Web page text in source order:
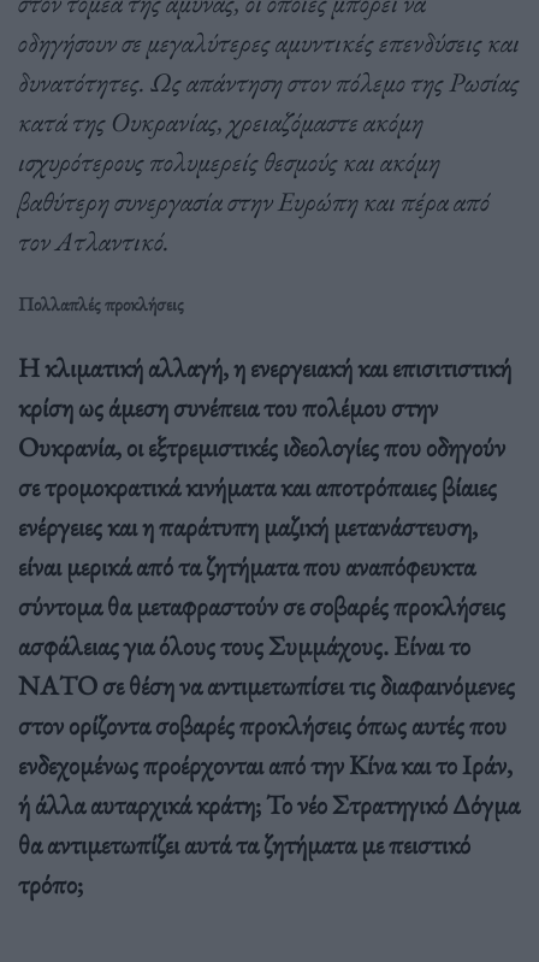
οδηγήσουν σε μεγαλύτερες αμυντικές επενδύσεις και
δυνατότητες. Ως απάντηση στον πόλεμο της Ρωσίας
κατά της Ουκρανίας, χρειαζόμαστε ακόμη
ισχυρότερους πολυμερείς θεσμούς και ακόμη
βαθύτερη συνεργασία στην Ευρώπη και πέρα από
τον Ατλαντικό.
Πολλαπλές προκλήσεις
Η κλιματική αλλαγή, η ενεργειακή και επισιτιστική
κρίση ως άμεση συνέπεια του πολέμου στην
Ουκρανία, οι εξτρεμιστικές ιδεολογίες που οδηγούν
σε τρομοκρατικά κινήματα και αποτρόπαιες βίαιες
ενέργειες και η παράτυπη μαζική μετανάστευση,
είναι μερικά από τα ζητήματα που αναπόφευκτα
σύντομα θα μεταφραστούν σε σοβαρές προκλήσεις
ασφάλειας για όλους τους Συμμάχους. Είναι το
ΝΑΤΟ σε θέση να αντιμετωπίσει τις διαφαινόμενες
στον ορίζοντα σοβαρές προκλήσεις όπως αυτές που
ενδεχομένως προέρχονται από την Κίνα και το Ιράν,
ή άλλα αυταρχικά κράτη; Το νέο Στρατηγικό Δόγμα
θα αντιμετωπίζει αυτά τα ζητήματα με πειστικό
τρόπο;